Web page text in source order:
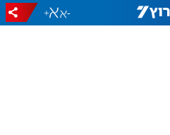
-
+